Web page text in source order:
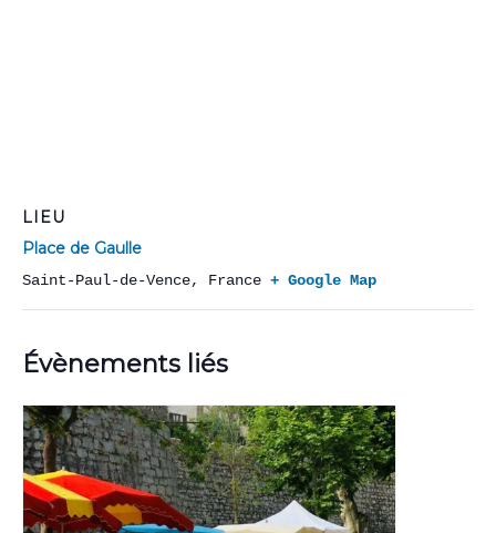
LIEU
Place de Gaulle
Saint-Paul-de-Vence, France + Google Map
Évènements liés